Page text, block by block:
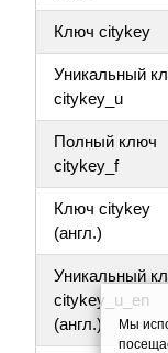
Ключ citykey
Уникальный
citykey_u
Полный ключ
citykey_f
Ключ citykey
(англ.)
Уникальный
citykey_u_en
(англ.)
Мы